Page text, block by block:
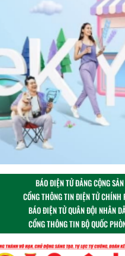
BÁO ĐIỆN TỬ ĐẢNG CỘNG SẢN
CỔNG THÔNG TIN ĐIỆN TỬ CHÍNH
BÁO ĐIỆN TỬ QUÂN ĐỘI NHÂN
CỔNG THÔNG TIN BỘ QUỐC